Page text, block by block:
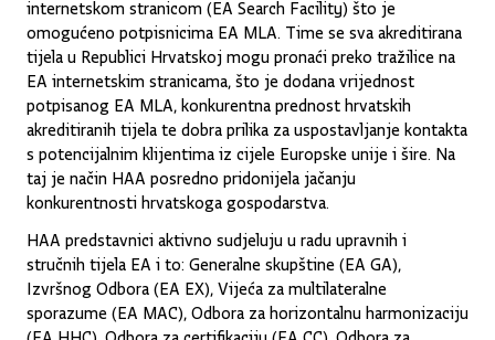
internetskom stranicom (EA Search Facility) što je
omogućeno potpisnicima EA MLA. Time se sva akreditirana
tijela u Republici Hrvatskoj mogu pronaći preko tražilice na
EA internetskim stranicama, što je dodana vrijednost
potpisanog EA MLA, konkurentna prednost hrvatskih
akreditiranih tijela te dobra prilika za uspostavljanje kontakta
s potencijalnim klijentima iz cijele Europske unije i šire. Na
taj je način HAA posredno pridonijela jačanju
konkurentnosti hrvatskoga gospodarstva.
HAA predstavnici aktivno sudjeluju u radu upravnih i
stručnih tijela EA i to: Generalne skupštine (EA GA),
Izvršnog Odbora (EA EX), Vijeća za multilateralne
sporazume (EA MAC), Odbora za horizontalnu harmonizaciju
(EA HHC), Odbora za certifikaciju (EA CC), Odbora za